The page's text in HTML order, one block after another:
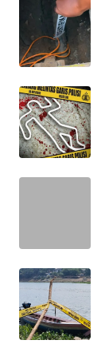
MAWAKA
ID
MARTABAT
NET
PLN
WATCH
LPKKI
LKKI
KOPEKLIN